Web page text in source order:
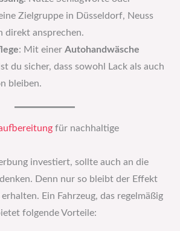
Zielgruppe in Düsseldorf, Neuss
direkt ansprechen.
: Mit einer Autohandwäsche
du sicher, dass sowohl Lack als auch
bleiben.
für nachhaltige
investiert, sollte auch an die
Denn nur so bleibt der Effekt
Ein Fahrzeug, das regelmäßig
folgende Vorteile: